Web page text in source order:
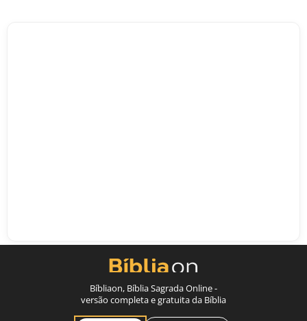
Bíbliaon, Bíblia Sagrada Online -
versão completa e gratuita da Bíblia